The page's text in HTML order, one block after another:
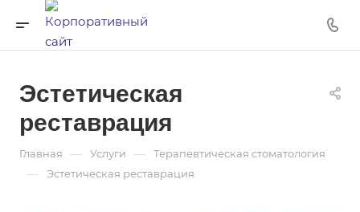
Эстетическая
реставрация
Главная — Услуги — Терапевтическая стоматология
— Эстетическая реставрация